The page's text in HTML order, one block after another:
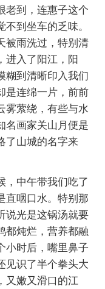
老到，连惠子这个
到坐车的乏味。
被雨洗过，特别清
进入了阳江，阳
糊到清晰印入我们
是连绵一片，前前
雾萦绕，有些与水
名画家关山月便是
了山城的名字来
，中午带我们吃了
直咽口水。特别那
说光是这锅汤就要
都炖烂，营养都融
小时后，嘴里鼻子
见识了半个拳头大
又嫩又滑口的江